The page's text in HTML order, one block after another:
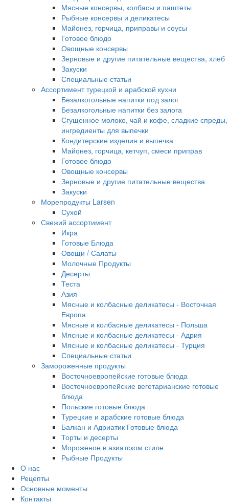
Мясные консервы, колбасы и паштеты
Рыбные консервы и деликатесы
Майонез, горчица, приправы и соусы
Готовое блюдо
Овощные консервы
Зерновые и другие питательные вещества, хлеб
Закуски
Специальные статьи
Ассортимент турецкой и арабской кухни
Безалкогольные напитки под залог
Безалкогольные напитки без залога
Сгущенное молоко, чай и кофе, сладкие спреды,
ингредиенты для выпечки
Кондитерские изделия и выпечка
Майонез, горчица, кетчуп, смеси приправ
Готовое блюдо
Овощные консервы
Зерновые и другие питательные вещества
Закуски
Морепродукты Larsen
Сухой
Свежий ассортимент
Икра
Готовые Блюда
Овощи / Салаты
Молочные Продукты
Десерты
Теста
Азия
Мясные и колбасные деликатесы - Восточная
Европа
Мясные и колбасные деликатесы - Польша
Мясные и колбасные деликатесы - Адрия
Мясные и колбасные деликатесы - Турция
Специальные статьи
Замороженные продукты
Восточноевропейские готовые блюда
Восточноевропейские вегетарианские готовые
блюда
Польские готовые блюда
Турецкие и арабские готовые блюда
Балкан и Адриатик Готовые блюда
Торты и десерты
Мороженое в азиатском стиле
Рыбные Продукты
О нас
Рецепты
Основные моменты
Контакты